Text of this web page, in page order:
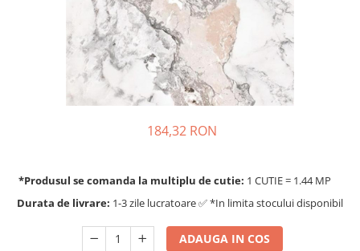
184,32 RON
*Produsul se comanda la multiplu de cutie: 1 CUTIE = 1.44 MP
Durata de livrare: 1-3 zile lucratoare ✅ *In limita stocului disponibil
ADAUGA IN COS